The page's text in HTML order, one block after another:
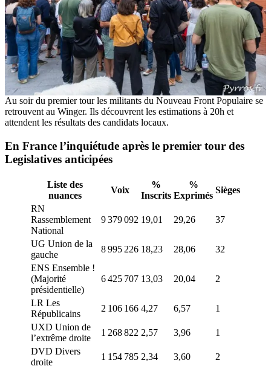
Au soir du premier tour les militants du Nouveau Front Populaire se
retrouvent au Winger. Ils découvrent les estimations à 20h et
attendent les résultats des candidats locaux.
En France l’inquiétude après le premier tour des
Legislatives anticipées
Liste des
nuances
Voix
%
Inscrits
%
Exprimés
Sièges
RN
Rassemblement
National
9 379 092 19,01 29,26 37
UG Union de la
gauche
8 995 226 18,23 28,06
32
ENS Ensemble !
(Majorité
présidentielle)
6 425 707 13,03 20,04 2
LR Les
Républicains
2 106 166 4,27 6,57
1
UXD Union de
l’extrême droite
1 268 822 2,57 3,96
1
DVD Divers
droite
1 154 785 2,34 3,60
2